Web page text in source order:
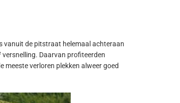
vanuit de pitstraat helemaal achteraan
versnelling. Daarvan profiteerden
meeste verloren plekken alweer goed